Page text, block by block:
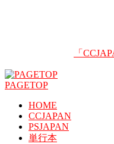
「
PAGETOP
HOME
CCJAPAN
PSJAPAN
単行本